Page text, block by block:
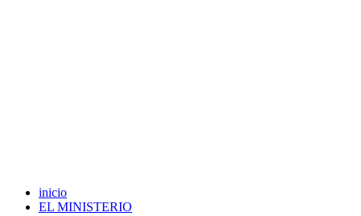
inicio
EL MINISTERIO